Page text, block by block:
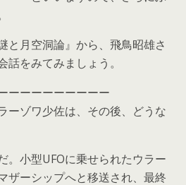
と月空洞論』から、飛鳥昭雄さ
をみてみましょう。
ーーーーーーーーー
ーゾワ少佐は、その後、どうな
。小型UFOに乗せられたウラー
ザーシップへと移送され、最終